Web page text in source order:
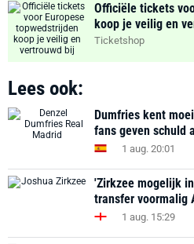
Officiële tickets
koop je veilig en
Ticketshop
Lees ook:
Dumfries kent
fans geven schuld
1 aug. 20:01
'Zirkzee mogelijk
transfer voormalig
1 aug. 15:29